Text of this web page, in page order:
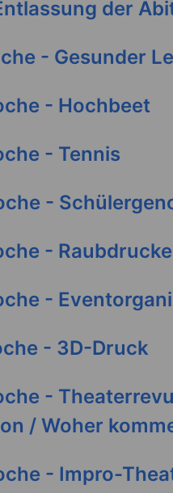
der
- Gesunder
- Hochbeet
- Tennis
-
- Raubdrucke
-
- 3D-Druck
-
/ Woher
- Impro-